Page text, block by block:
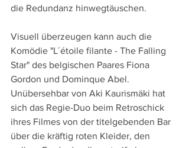
die Redundanz hinwegtäuschen.
Visuell überzeugen kann auch die
Komödie "L´étoile filante - The Falling
Star" des belgischen Paares Fiona
Gordon und Dominque Abel.
Unübersehbar von Aki Kaurismäki hat
sich das Regie-Duo beim Retroschick
ihres Filmes von der titelgebenden Bar
über die kräftig roten Kleider, den